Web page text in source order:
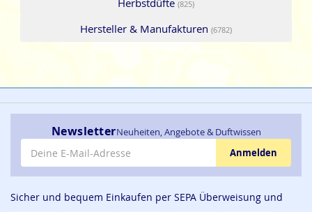
(825)
Hersteller & Manufakturen (6782)
NewsletterNeuheiten, Angebote & Duftwissen
E-Mail-Adresse
Anmelden
Sicher und bequem Einkaufen per SEPA Überweisung und